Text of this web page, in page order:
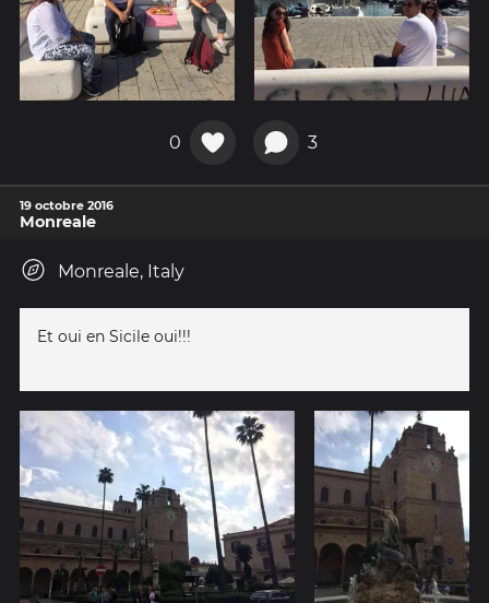
0 3
19 octobre 2016
Monreale
Monreale, Italy
Et oui en Sicile oui!!!